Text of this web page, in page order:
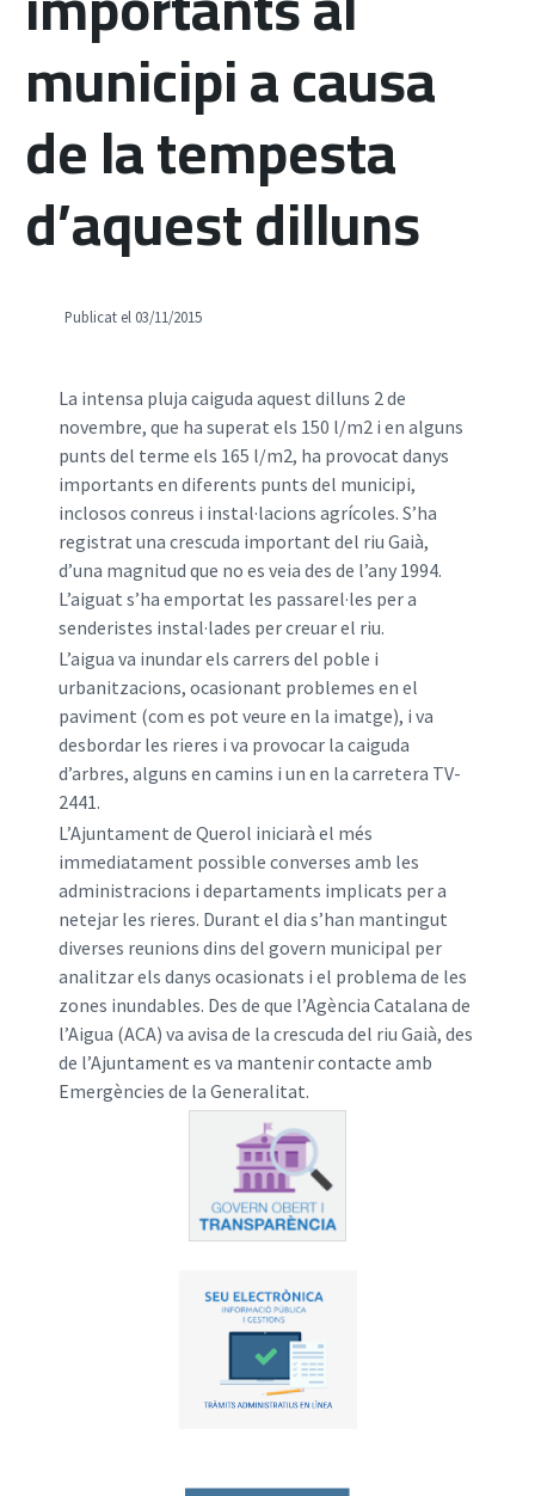
municipi a causa
de la tempesta
d’aquest dilluns
Publicat el 03/11/2015
La intensa pluja caiguda aquest dilluns 2 de
novembre, que ha superat els 150 l/m2 i en alguns
punts del terme els 165 l/m2, ha provocat danys
importants en diferents punts del municipi,
inclosos conreus i instal·lacions agrícoles. S’ha
registrat una crescuda important del riu Gaià,
d’una magnitud que no es veia des de l’any 1994.
L’aiguat s’ha emportat les passarel·les per a
senderistes instal·lades per creuar el riu.
L’aigua va inundar els carrers del poble i
urbanitzacions, ocasionant problemes en el
paviment (com es pot veure en la imatge), i va
desbordar les rieres i va provocar la caiguda
d’arbres, alguns en camins i un en la carretera TV-
2441.
L’Ajuntament de Querol iniciarà el més
immediatament possible converses amb les
administracions i departaments implicats per a
netejar les rieres. Durant el dia s’han mantingut
diverses reunions dins del govern municipal per
analitzar els danys ocasionats i el problema de les
zones inundables. Des de que l’Agència Catalana de
l’Aigua (ACA) va avisa de la crescuda del riu Gaià, des
de l’Ajuntament es va mantenir contacte amb
Emergències de la Generalitat.